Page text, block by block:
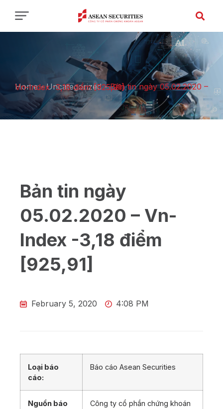
Home-Uncategorized-
Bản tin ngày 05.02.2020 – Vn-Index -3,18 điểm [925,91]
Bản tin ngày
05.02.2020 – Vn-
Index -3,18 điểm
[925,91]
February 5, 2020 4:08 PM
Loại báo
cáo:
Báo cáo Asean Securities
Nguồn báo
Công ty cổ phần chứng khoán